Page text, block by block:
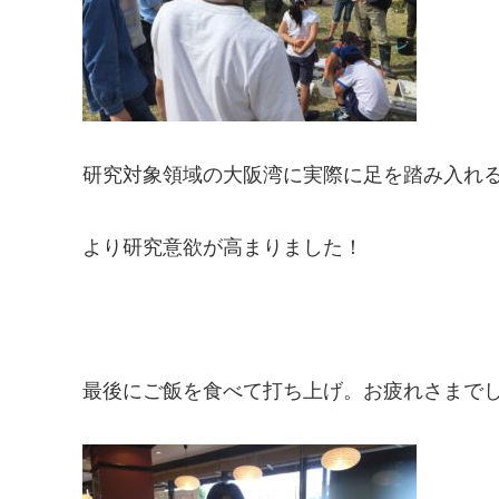
研究対象領域の大阪湾に実際に足を踏み入れ
より研究意欲が高まりました！
最後にご飯を食べて打ち上げ。お疲れさまで